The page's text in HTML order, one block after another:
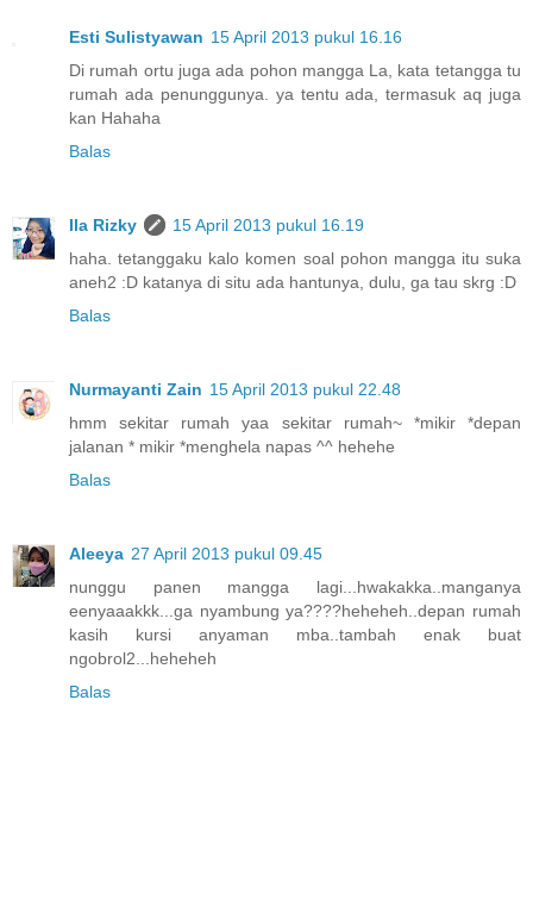
Esti Sulistyawan 15 April 2013 pukul 16.16
Di rumah ortu juga ada pohon mangga La, kata tetangga tu
rumah ada penunggunya. ya tentu ada, termasuk aq juga
kan Hahaha
Balas
Ila Rizky
15 April 2013 pukul 16.19
haha. tetanggaku kalo komen soal pohon mangga itu suka
aneh2 :D katanya di situ ada hantunya, dulu, ga tau skrg :D
Balas
Nurmayanti Zain 15 April 2013 pukul 22.48
hmm sekitar rumah yaa sekitar rumah~ *mikir *depan
jalanan * mikir *menghela napas ^^ hehehe
Balas
Aleeya 27 April 2013 pukul 09.45
nunggu panen mangga lagi...hwakakka..manganya
eenyaaakkk...ga nyambung ya????heheheh..depan rumah
kasih kursi anyaman mba..tambah enak buat
ngobrol2...heheheh
Balas